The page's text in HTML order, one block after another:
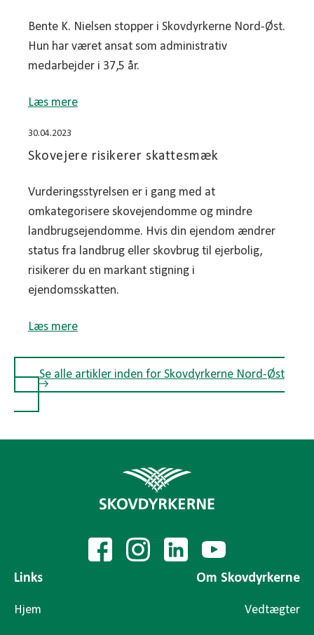
Bente K. Nielsen stopper i Skovdyrkerne Nord-Øst.
Hun har været ansat som administrativ
medarbejder i 37,5 år.
Læs mere
30.04.2023
Skovejere risikerer skattesmæk
Vurderingsstyrelsen er i gang med at
omkategorisere skovejendomme og mindre
landbrugsejendomme. Hvis din ejendom ændrer
status fra landbrug eller skovbrug til ejerbolig,
risikerer du en markant stigning i
ejendomsskatten.
Læs mere
Se alle artikler inden for Skovdyrkerne Nord-Øst
Links
Hjem
Om Skovdyrkerne
Vedtægter